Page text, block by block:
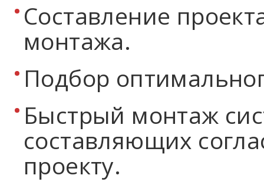
Составление
монтажа.
Подбор
Быстрый монтаж
составляющих
проекту.